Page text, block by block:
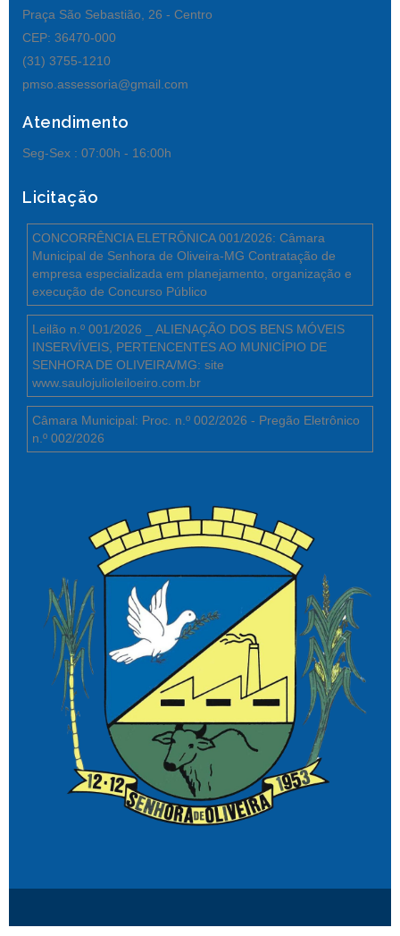
Praça São Sebastião, 26 - Centro
CEP: 36470-000
(31) 3755-1210
pmso.assessoria@gmail.com
Atendimento
Seg-Sex : 07:00h - 16:00h
Licitação
CONCORRÊNCIA ELETRÔNICA 001/2026: Câmara
Municipal de Senhora de Oliveira-MG Contratação de
empresa especializada em planejamento, organização e
execução de Concurso Público
Leilão n.º 001/2026 _ ALIENAÇÃO DOS BENS MÓVEIS
INSERVÍVEIS, PERTENCENTES AO MUNICÍPIO DE
SENHORA DE OLIVEIRA/MG: site
www.saulojulioleiloeiro.com.br
Câmara Municipal: Proc. n.º 002/2026 - Pregão Eletrônico
n.º 002/2026